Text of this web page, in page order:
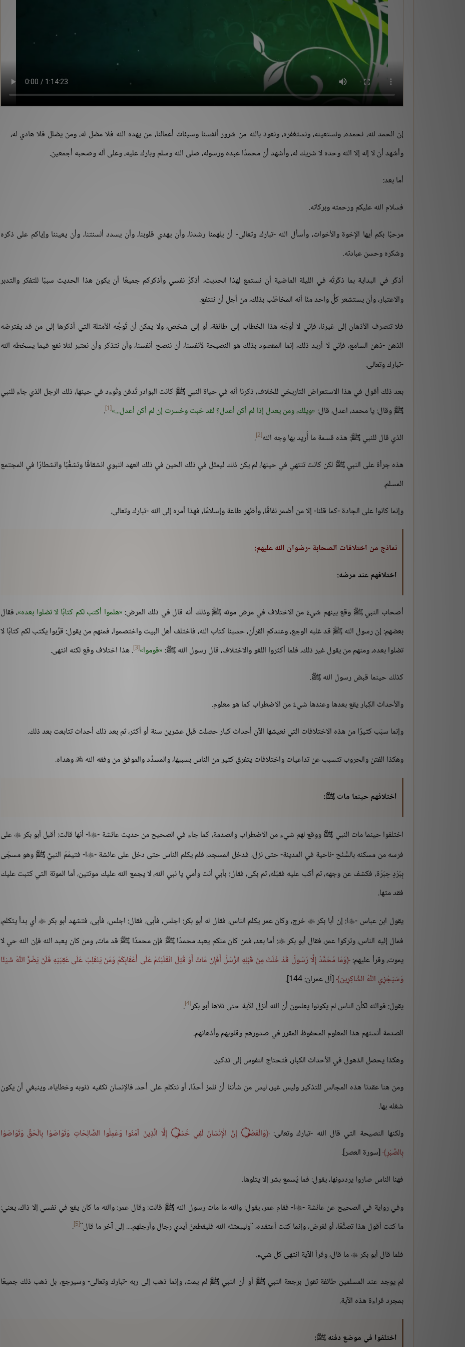
إن الحمد لله، نحمده، ونستعينه، ونستغفره، ونعوذ بالله من شرور أنفسنا وسيئات أعمالنا، من يهده الله فلا مضل له، ومن يضلل فلا هادي له،
وأشهد أن لا إله إلا الله وحده لا شريك له، وأشهد أن محمدًا عبده ورسوله، صلى الله وسلم وبارك عليه، وعلى آله وصحبه أجمعين.
أما بعد:
فسلام الله عليكم ورحمته وبركاته.
مرحبًا بكم أيها الإخوة والأخوات، وأسأل الله -تبارك وتعالى- أن يلهمنا رشدنا، وأن يهدي قلوبنا، وأن يسدد ألسنتنا، وأن يعيننا وإياكم على ذكره
وشكره وحسن عبادته.
أذكّر في البداية بما ذكَرتُه في الليلة الماضية أن نستمع لهذا الحديث، أذكّرُ نفسي وأذكركم جميعًا أن يكون هذا الحديث سببًا للتفكر والتدبر
والاعتبار، وأن يستشعر كلُّ واحد منّا أنه المخاطَب بذلك، من أجل أن ننتفع.
فلا تنصرف الأذهان إلى غيرنا، فإني لا أوجّه هذا الخطاب إلى طائفة، أو إلى شخص، ولا يمكن أن تُوجَّه الأمثلة التي أذكرها إلى من قد يفترضه
الذهن -ذهن السامع، فإني لا أريد ذلك، إنما المقصود بذلك هو النصيحة لأنفسنا، أن ننصح أنفسنا، وأن نتذكر وأن نعتبر لئلا نقع فيما يسخطه الله
-تبارك وتعالى.
بعد ذلك أقول في هذا الاستعراض التاريخي للخلاف، ذكرنا أنه في حياة النبي ﷺ كانت البوادر تُدفن وتُوءد في حينها، ذلك الرجل الذي جاء للنبي
ﷺ وقال: يا محمد، اعدل، قال: ويلك، ومن يعدل إذا لم أكن أعدل؟ لقد خبت وخسرت إن لم أكن أعدل... [1]
.
الذي قال للنبي ﷺ: هذه قسمة ما أُريد بها وجه الله[2]
.
هذه جرأة على النبي ﷺ لكن كانت تنتهي في حينها، لم يكن ذلك ليمثّل في ذلك الحين في ذلك العهد النبوي انشقاقًا وتشعُّبًا وانشطارًا في المجتمع
المسلم.
وإنما كانوا على الجادة -كما قلنا- إلا من أضمر نفاقًا، وأظهر طاعة وإسلامًا، فهذا أمره إلى الله -تبارك وتعالى.
نماذج من اختلافات الصحابة -رضوان الله عليهم:
اختلافهم عند مرضه:
أصحاب النبي ﷺ وقع بينهم شيءٌ من الاختلاف في مرض موته ﷺ وذلك أنه قال في ذلك المرض: هلموا أكتب لكم كتابًا لا تضلوا بعده ، فقال
بعضهم: إن رسول الله ﷺ قد غلبه الوجع، وعندكم القرآن، حسبنا كتاب الله، فاختلف أهل البيت واختصموا، فمنهم من يقول: قرِّبوا يكتب لكم كتابًا لا
تضلوا بعده، ومنهم من يقول غير ذلك، فلما أكثروا اللغو والاختلاف، قال رسول الله ﷺ: قوموا [3] . هذا اختلاف وقع لكنه انتهى.
كذلك حينما قبض رسول الله ﷺ.
والأحداث الكِبار يقع بعدها وعندها شيءٌ من الاضطراب كما هو معلوم.
وإنما سبّب كثيرًا من هذه الاختلافات التي نعيشها الآن أحداث كبار حصلت قبل عشرين سنة أو أكثر، ثم بعد ذلك أحداث تتابعت بعد ذلك.
وهكذا الفتن والحروب تتسبب عن تداعيات واختلافات يتفرق كثير من الناس بسببها، والمسدَّد والموفق من وفقه الله  وهداه.
اختلافهم حينما مات ﷺ:
اختلفوا حينما مات النبي ﷺ ووقع لهم شيء من الاضطراب والصدمة، كما جاء في الصحيح من حديث عائشة -ا- أنها قالت: أقبل أبو بكر على
فرسه من مسكنه بالسُّنْح -ناحية في المدينة- حتى نزل، فدخل المسجد، فلم يكلم الناس حتى دخل على عائشة -ا- فتيمّمَ النبيَّ ﷺ وهو مسجّى
بِبُرْدٍ حِبَرَة، فكشف عن وجهه، ثم أكب عليه فقبّله، ثم بكى، فقال: بأبي أنت وأمي يا نبي الله، لا يجمع الله عليك موتتين، أما الموتة التي كتبت عليك
فقد متها.
يقول ابن عباس -ا: إن أبا بكر خرج، وكان عمر يكلم الناس، فقال له أبو بكر: اجلس، فأبى، فقال: اجلس، فأبى، فتشهد أبو بكر أي بدأ يتكلم،
فمال إليه الناس، وتركوا عمر، فقال أبو بكر: أما بعد، فمن كان منكم يعبد محمدًا ﷺ فإن محمدًا ﷺ قد مات، ومن كان يعبد الله فإن الله حي لا
يموت، وقرأ عليهم: وَمَا مُحَمَّدٌ إِلَّا رَسُولٌ قَدْ خَلَتْ مِنْ قَبْلِهِ الرُّسُلُ أَفَإِنْ مَاتَ أَوْ قُتِلَ انْقَلَبْتُمْ عَلَى أَعْقَابِكُمْ وَمَنْ يَنْقَلِبْ عَلَى عَقِبَيْهِ فَلَنْ يَضُرَّ اللَّهَ شَيْئًا
وَسَيَجْزِي اللَّهُ الشَّاكِرِين [آل عمران: 144].
يقول: فوالله لكأن الناس لم يكونوا يعلمون أن الله أنزل الآية حتى تلاها أبو بكر[4]
.
الصدمة أنستهم هذا المعلوم المحفوظ المقرر في صدورهم وقلوبهم وأذهانهم.
وهكذا يحصل الذهول في الأحداث الكبار، فتحتاج النفوس إلى تذكير.
ومن هنا عقدنا هذه المجالس للتذكير وليس غير، ليس من شأننا أن نلمز أحدًا، أو نتكلم على أحد، فالإنسان تكفيه ذنوبه وخطاياه، وينبغي أن يكون
شغله بها.
ولكنها النصيحة التي قال الله -تبارك وتعالى: وَالْعَصْرِ۝ إِنَّ الْإِنْسَانَ لَفِي خُسْرٍ۝ إِلَّا الَّذِينَ آمَنُوا وَعَمِلُوا الصَّالِحَاتِ وَتَوَاصَوْا بِالْحَقِّ وَتَوَاصَوْا
بِالصَّبْرِ [سورة العصر].
فهنا الناس صاروا يرددونها، يقول: فما يُسمع بشر إلا يتلوها.
وفي رواية في الصحيح عن عائشة -ا- فقام عمر، يقول: والله ما مات رسول الله ﷺ قالت: وقال عمر: والله ما كان يقع في نفسي إلا ذاك، يعني:
ما كنت أقول هذا تصنُّعًا، أو لغرض، وإنما كنت أعتقده، "وليبعثنّه الله فليقطعنّ أيدي رجال وأرجلهم.... إلى آخر ما قال"[5]
.
فلما قال أبو بكر  ما قال، وقرأ الآية انتهى كل شيء.
لم يوجد عند المسلمين طائفة تقول برجعة النبي ﷺ أو أن النبي ﷺ لم يمت، وإنما ذهب إلى ربه -تبارك وتعالى- وسيرجع، بل ذهب ذلك جميعًا
بمجرد قراءة هذه الآية.
اختلفوا في موضع دفنه ﷺ: